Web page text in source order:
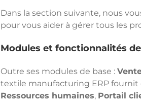
Dans la section suivante, nous
pour vous aider à gérer tous les
Modules et fonctionnalités de
Outre ses modules de base :
textile manufacturing ERP fournit
Ressources humaines, Portail